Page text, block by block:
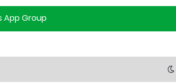
App Group